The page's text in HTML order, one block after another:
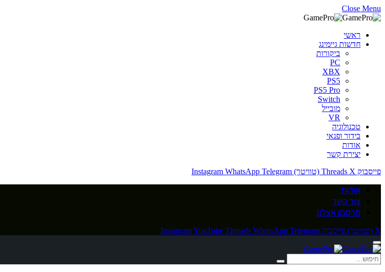
Close Menu
ראשי
חדשות גיימינג
ביקורות
PC
XBX
PS5
PS5 Pro
Switch
מובייל
VR
טכנולוגיה
בידור ופנאי
אודות
יצירת קשר
פייסבוק
Threads X (טוויטר) Instagram WhatsApp Telegram
אודות
צור קשר
פרסמו אצלנו
X (טוויטר) פייסבוק InstagramYouTube Threads WhatsApp Telegram